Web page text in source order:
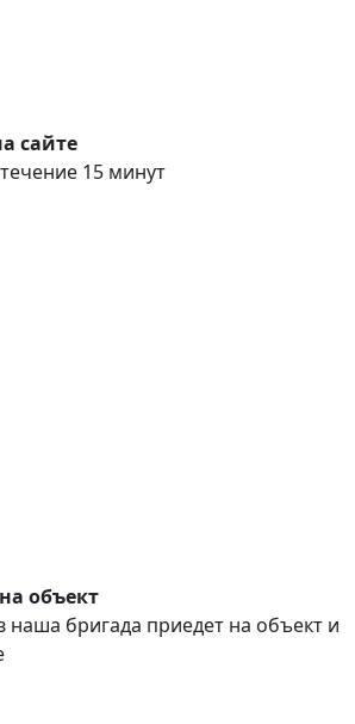
сайте
15 минут
объект
наша бригада приедет на объект и